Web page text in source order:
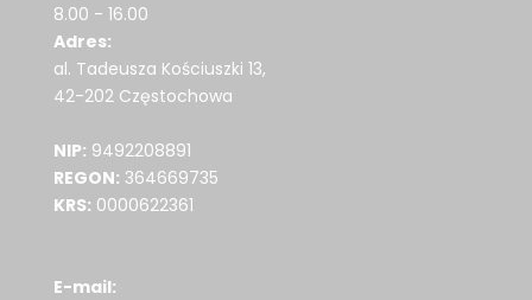
8.00 - 16.00
Adres:
al. Tadeusza Kościuszki 13,
42-202 Częstochowa
NIP: 9492208891
REGON: 364669735
KRS: 0000622361
E-mail: